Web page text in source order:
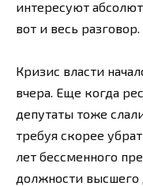
интересуют
вот и весь разговор.
Кризис власти
вчера. Еще когда
депутаты тоже
требуя скорее
лет бессменного
должности высшего